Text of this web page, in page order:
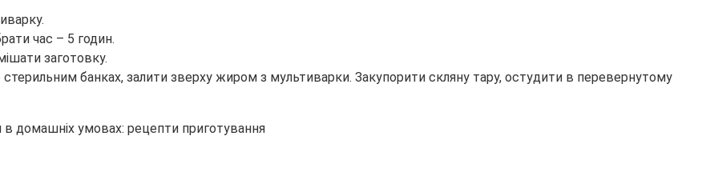
час – 5 годин.
заготовку.
стерильним банках, залити зверху жиром з мультиварки. Закупорити скляну тару, остудити в перевернутому